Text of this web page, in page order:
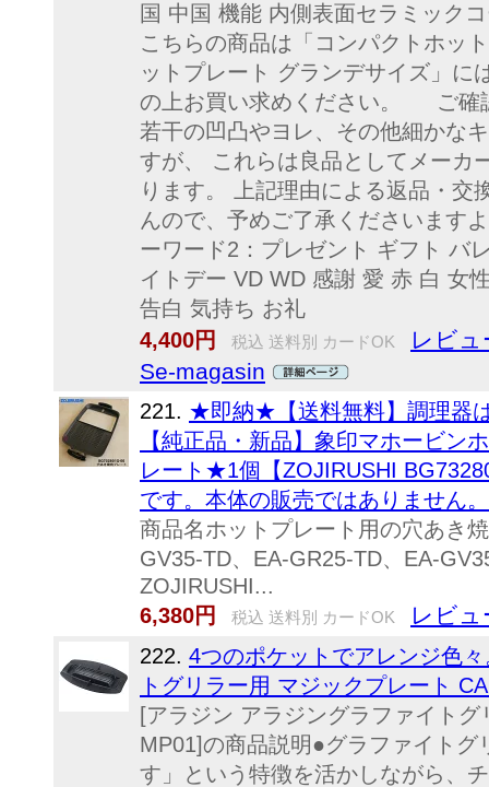
国 中国 機能 内側表面セラミック
こちらの商品は「コンパクトホッ
ットプレート グランデサイズ」に
の上お買い求めください。 ご確
若干の凹凸やヨレ、その他細かな
すが、 これらは良品としてメーカ
ります。 上記理由による返品・交
んので、予めご了承くださいます
ーワード2：プレゼント ギフト バ
イトデー VD WD 感謝 愛 赤 白 女
告白 気持ち お礼
4,400円
税込 送料別 カードOK
レビュ
Se-magasin
221. ★即納★【送料無料】調理器
【純正品・新品】象印マホービン
レート★1個【ZOJIRUSHI
です。本体の販売ではありません
商品名ホットプレート用の穴あき
GV35-TD、EA-GR25-TD、EA-
ZOJIRUSHI...
6,380円
税込 送料別 カードOK レビュ
222. 4つのポケットでアレンジ色
トグリラー用 マジックプレート
[アラジン アラジングラファイト
MP01]の商品説明●グラファイト
す」という特徴を活かしながら、